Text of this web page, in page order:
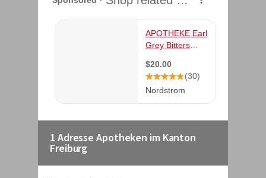
1 Adresse Apotheken im Kanton
Freiburg